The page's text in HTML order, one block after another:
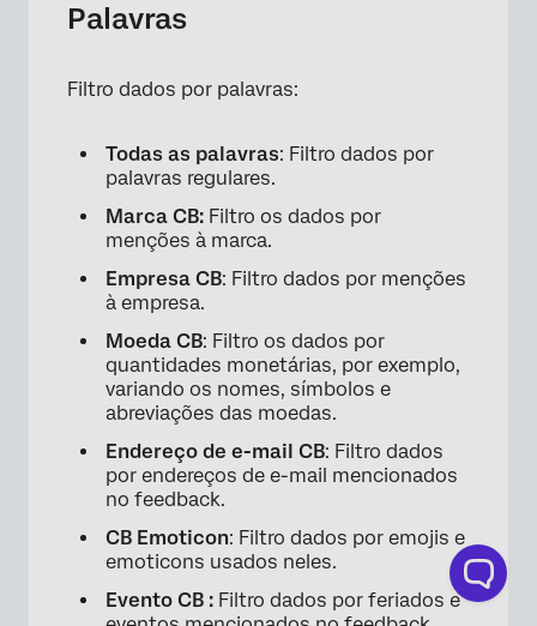
Palavras
Filtro dados por palavras:
Todas as palavras: Filtro dados por
palavras regulares.
Marca CB: Filtro os dados por
menções à marca.
Empresa CB: Filtro dados por menções
à empresa.
Moeda CB: Filtro os dados por
quantidades monetárias, por exemplo,
variando os nomes, símbolos e
abreviações das moedas.
Endereço de e-mail CB: Filtro dados
por endereços de e-mail mencionados
no feedback.
CB Emoticon: Filtro dados por emojis e
emoticons usados neles.
Evento CB : Filtro dados por feriados e